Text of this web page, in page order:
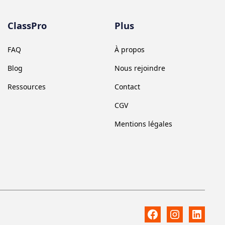
ClassPro
FAQ
Blog
Ressources
Plus
À propos
Nous rejoindre
Contact
CGV
Mentions légales